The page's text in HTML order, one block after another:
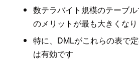
数テラバイト規模のテーブ
のメリットが最も大きくなり
特に、DMLがこれらの表で
は有効です